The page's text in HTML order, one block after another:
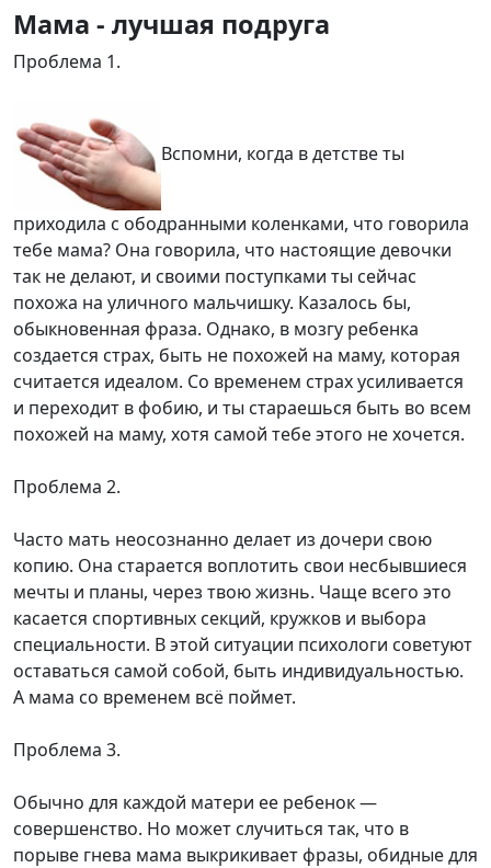
Мама - лучшая подруга
Проблема 1.
Вспомни, когда в детстве ты
приходила с ободранными коленками, что говорила
тебе мама? Она говорила, что настоящие девочки
так не делают, и своими поступками ты сейчас
похожа на уличного мальчишку. Казалось бы,
обыкновенная фраза. Однако, в мозгу ребенка
создается страх, быть не похожей на маму, которая
считается идеалом. Со временем страх усиливается
и переходит в фобию, и ты стараешься быть во всем
похожей на маму, хотя самой тебе этого не хочется.
Проблема 2.
Часто мать неосознанно делает из дочери свою
копию. Она старается воплотить свои несбывшиеся
мечты и планы, через твою жизнь. Чаще всего это
касается спортивных секций, кружков и выбора
специальности. В этой ситуации психологи советуют
оставаться самой собой, быть индивидуальностью.
А мама со временем всё поймет.
Проблема 3.
Обычно для каждой матери ее ребенок —
совершенство. Но может случиться так, что в
порыве гнева мама выкрикивает фразы, обидные для